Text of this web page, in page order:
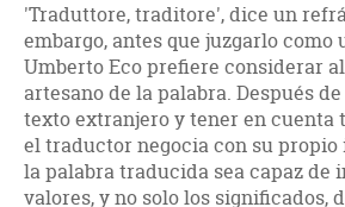
'Traduttore, traditore', dice un
embargo, antes que juzgarlo como
Umberto Eco prefiere considerar
artesano de la palabra. Después
texto extranjero y tener en cuenta
el traductor negocia con su propio
la palabra traducida sea capaz de
valores, y no solo los significados,